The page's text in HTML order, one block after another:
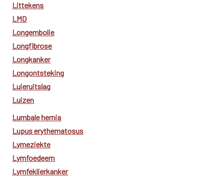
Littekens
LMD
Longembolie
Longfibrose
Longkanker
Longontsteking
Luieruitslag
Luizen
Lumbale hernia
Lupus erythematosus
Lymeziekte
Lymfoedeem
Lymfeklierkanker